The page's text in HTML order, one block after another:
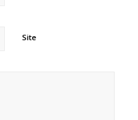
Site